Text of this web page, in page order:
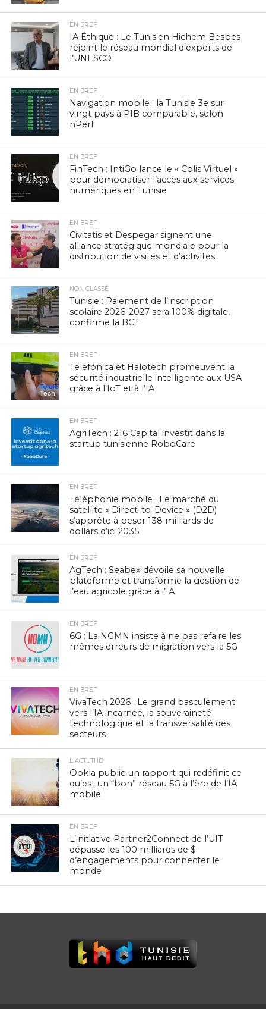
EN BREF
IA Éthique : Le Tunisien Hichem Besbes
rejoint le réseau mondial d’experts de
l’UNESCO
EN BREF
Navigation mobile : la Tunisie 3e sur
vingt pays à PIB comparable, selon
nPerf
EN BREF
FinTech : IntiGo lance le « Colis Virtuel »
pour démocratiser l’accès aux services
numériques en Tunisie
EN BREF
Civitatis et Despegar signent une
alliance stratégique mondiale pour la
distribution de visites et d’activités
NON CLASSÉ
Tunisie : Paiement de l’inscription
scolaire 2026-2027 sera 100% digitale,
confirme la BCT
EN BREF
Telefónica et Halotech promeuvent la
sécurité industrielle intelligente aux USA
grâce à l’IoT et à l’IA
EN BREF
AgriTech : 216 Capital investit dans la
startup tunisienne RoboCare
EN BREF
Téléphonie mobile : Le marché du
satellite « Direct-to-Device » (D2D)
s’apprête à peser 138 milliards de
dollars d’ici 2035
EN BREF
AgTech : Seabex dévoile sa nouvelle
plateforme et transforme la gestion de
l’eau agricole grâce à l’IA
EN BREF
6G : La NGMN insiste à ne pas refaire les
mêmes erreurs de migration vers la 5G
EN BREF
VivaTech 2026 : Le grand basculement
vers l’IA incarnée, la souveraineté
technologique et la transversalité des
secteurs
L'ACTUTHD
Ookla publie un rapport qui redéfinit ce
qu’est un “bon” réseau 5G à l’ère de l’IA
mobile
EN BREF
L’initiative Partner2Connect de l’UIT
dépasse les 100 milliards de $
d’engagements pour connecter le
monde